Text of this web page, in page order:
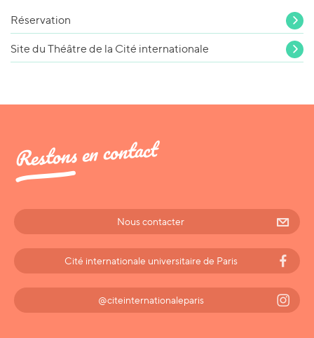
Réservation
Site du Théâtre de la Cité internationale
Restons en contact
Nous contacter
Cité internationale universitaire de Paris
@citeinternationaleparis